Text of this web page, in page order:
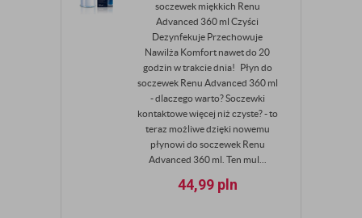
soczewek miękkich Renu
Advanced 360 ml Czyści
Dezynfekuje Przechowuje
Nawilża Komfort nawet do 20
godzin w trakcie dnia! Płyn do
soczewek Renu Advanced 360 ml
- dlaczego warto? Soczewki
kontaktowe więcej niż czyste? - to
teraz możliwe dzięki nowemu
płynowi do soczewek Renu
Advanced 360 ml. Ten mul...
44,99 pln